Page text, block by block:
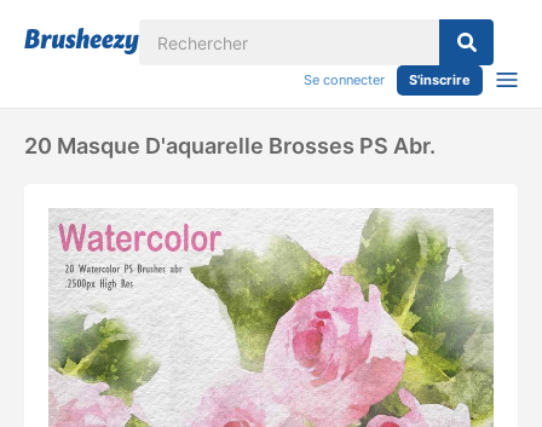
Se connecter S'inscrire
20 Masque D'aquarelle Brosses PS Abr.